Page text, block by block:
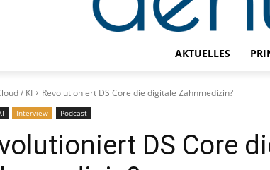
AKTUELLES
/ KI Revolutioniert DS Core die digitale Zahnmedizin?
Interview Podcast
DS Core